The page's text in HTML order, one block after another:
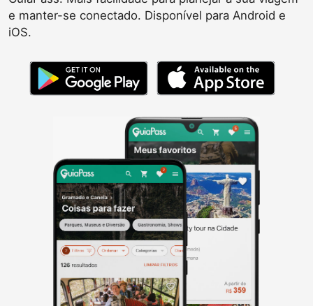
e manter-se conectado. Disponível para Android e
iOS.